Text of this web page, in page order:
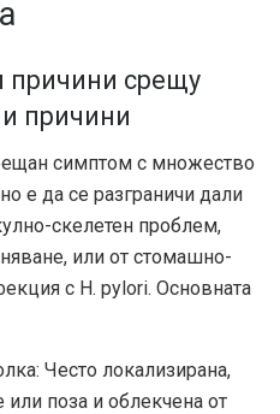
причини срещу
причини
симптом с множество
е да се разграничи дали
скелетен проблем,
или от стомашно-
с H. pylori. Основната
Често локализирана,
поза и облекчена от